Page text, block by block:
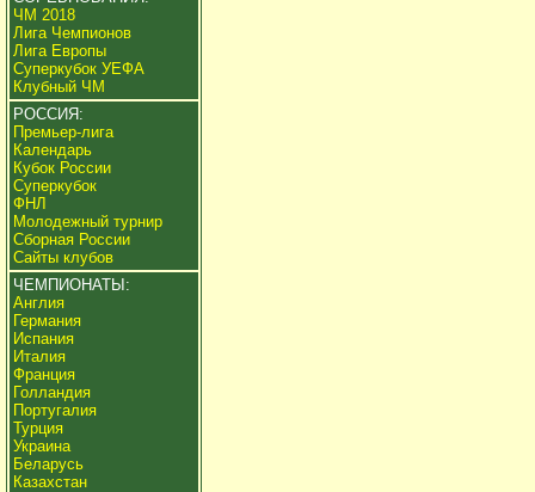
ЧМ 2018
Лига Чемпионов
Лига Европы
Суперкубок УЕФА
Клубный ЧМ
РОССИЯ:
Премьер-лига
Календарь
Кубок России
Суперкубок
ФНЛ
Молодежный турнир
Сборная России
Сайты клубов
ЧЕМПИОНАТЫ:
Англия
Германия
Испания
Италия
Франция
Голландия
Португалия
Турция
Украина
Беларусь
Казахстан